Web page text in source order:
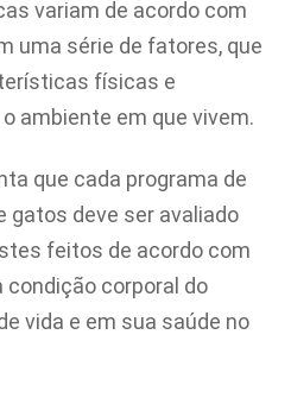
variam de acordo com
uma série de fatores, que
físicas e
ambiente em que vivem.
que cada programa de
gatos deve ser avaliado
feitos de acordo com
corporal do
vida e em sua saúde no